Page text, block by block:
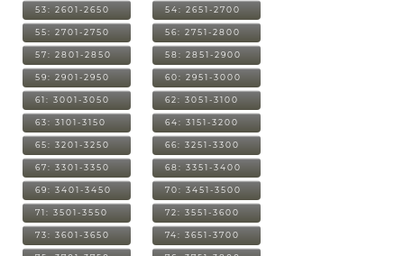
53: 2601-2650 54: 2651-2700
55: 2701-2750 56: 2751-2800
57: 2801-2850 58: 2851-2900
59: 2901-2950 60: 2951-3000
61: 3001-3050 62: 3051-3100
63: 3101-3150 64: 3151-3200
65: 3201-3250 66: 3251-3300
67: 3301-3350 68: 3351-3400
69: 3401-3450 70: 3451-3500
71: 3501-3550 72: 3551-3600
73: 3601-3650 74: 3651-3700